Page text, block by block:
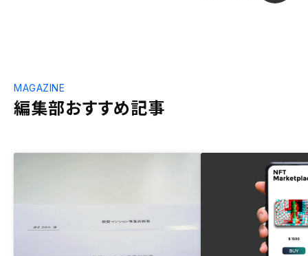
編集部おすすめ記事
MAGAZINE